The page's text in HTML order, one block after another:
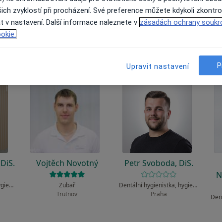
Dentální hygienistka, hygienista
Vojtěch Novotný
Zubař
Trutnov
Petr Svoboda, DiS.
Dentální hygienistka, hygienista
Praha
zvyklostí při procházení. Své preference můžete kdykoli
v nastavení. Další informace naleznete v zásadách ochrany
Upravit nastavení